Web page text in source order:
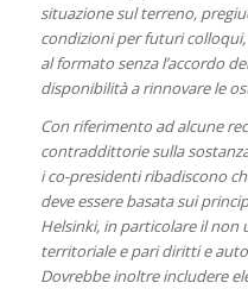
situazione sul terreno,
condizioni per futuri
al formato senza l’accordo
disponibilità a rinnovare le
Con riferimento ad alcune
contraddittorie sulla
i co-presidenti ribadiscono
deve essere basata sui
Helsinki, in particolare il non
territoriale e pari diritti e
Dovrebbe inoltre includere